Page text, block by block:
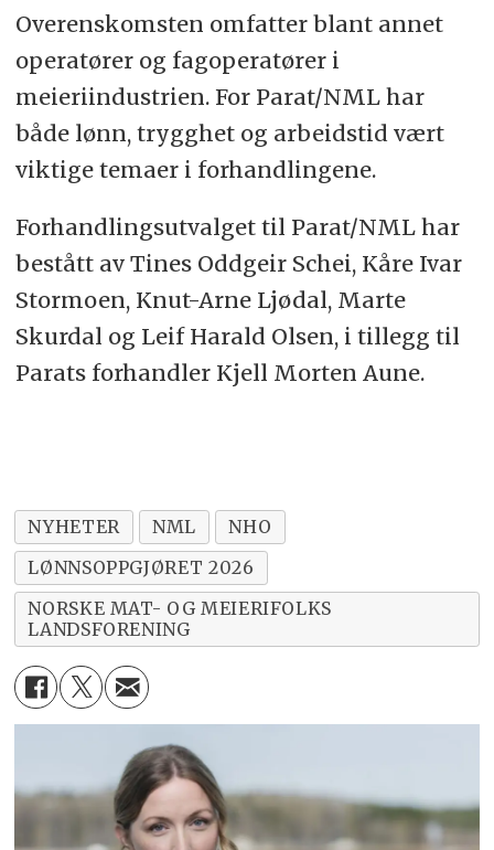
Overenskomsten omfatter blant annet
operatører og fagoperatører i
meieriindustrien. For Parat/NML har
både lønn, trygghet og arbeidstid vært
viktige temaer i forhandlingene.
Forhandlingsutvalget til Parat/NML har
bestått av Tines Oddgeir Schei, Kåre Ivar
Stormoen, Knut-Arne Ljødal, Marte
Skurdal og Leif Harald Olsen, i tillegg til
Parats forhandler Kjell Morten Aune.
NYHETER NML
NHO
LØNNSOPPGJØRET 2026
NORSKE MAT- OG MEIERIFOLKS
LANDSFORENING